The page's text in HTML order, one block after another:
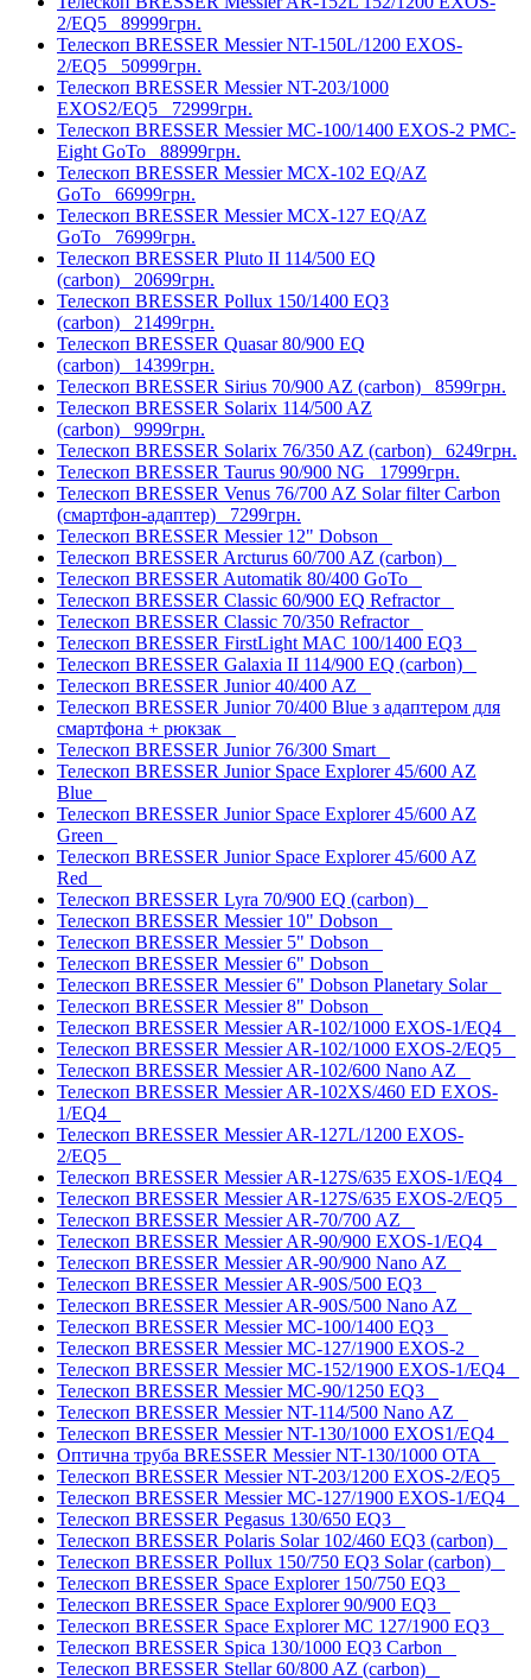
2/EQ5 89999грн.
Телескоп BRESSER Messier NT-150L/1200 EXOS-
2/EQ5 50999грн.
Телескоп BRESSER Messier NT-203/1000
EXOS2/EQ5 72999грн.
Телескоп BRESSER Messier МС-100/1400 EXOS-2 PMC-
Eight GoTo 88999грн.
Телескоп BRESSER Messier МСX-102 EQ/AZ
GoTo 66999грн.
Телескоп BRESSER Messier МСX-127 EQ/AZ
GoTo 76999грн.
Телескоп BRESSER Pluto II 114/500 EQ
(carbon) 20699грн.
Телескоп BRESSER Pollux 150/1400 EQ3
(carbon) 21499грн.
Телескоп BRESSER Quasar 80/900 EQ
(carbon) 14399грн.
Телескоп BRESSER Sirius 70/900 AZ (carbon) 8599грн.
Телескоп BRESSER Solarix 114/500 AZ
(carbon) 9999грн.
Телескоп BRESSER Solarix 76/350 AZ (carbon) 6249грн.
Телескоп BRESSER Taurus 90/900 NG 17999грн.
Телескоп BRESSER Venus 76/700 AZ Solar filter Carbon
(смартфон-адаптер) 7299грн.
Телескоп BRESSER Messier 12" Dobson
Телескоп BRESSER Arcturus 60/700 AZ (carbon)
Телескоп BRESSER Automatik 80/400 GoTo
Телескоп BRESSER Classic 60/900 EQ Refractor
Телескоп BRESSER Classic 70/350 Refractor
Телескоп BRESSER FirstLight MAC 100/1400 EQ3
Телескоп BRESSER Galaxia II 114/900 EQ (carbon)
Телескоп BRESSER Junior 40/400 AZ
Телескоп BRESSER Junior 70/400 Blue з адаптером для
смартфона + рюкзак
Телескоп BRESSER Junior 76/300 Smart
Телескоп BRESSER Junior Space Explorer 45/600 AZ
Blue
Телескоп BRESSER Junior Space Explorer 45/600 AZ
Green
Телескоп BRESSER Junior Space Explorer 45/600 AZ
Red
Телескоп BRESSER Lyra 70/900 EQ (carbon)
Телескоп BRESSER Messier 10" Dobson
Телескоп BRESSER Messier 5" Dobson
Телескоп BRESSER Messier 6" Dobson
Телескоп BRESSER Messier 6" Dobson Planetary Solar
Телескоп BRESSER Messier 8" Dobson
Телескоп BRESSER Messier AR-102/1000 EXOS-1/EQ4
Телескоп BRESSER Messier AR-102/1000 EXOS-2/EQ5
Телескоп BRESSER Messier AR-102/600 Nano AZ
Телескоп BRESSER Messier AR-102XS/460 ED EXOS-
1/EQ4
Телескоп BRESSER Messier AR-127L/1200 EXOS-
2/EQ5
Телескоп BRESSER Messier AR-127S/635 EXOS-1/EQ4
Телескоп BRESSER Messier AR-127S/635 EXOS-2/EQ5
Телескоп BRESSER Messier AR-70/700 AZ
Телескоп BRESSER Messier AR-90/900 EXOS-1/EQ4
Телескоп BRESSER Messier AR-90/900 Nano AZ
Телескоп BRESSER Messier AR-90S/500 EQ3
Телескоп BRESSER Messier AR-90S/500 Nano AZ
Телескоп BRESSER Messier MC-100/1400 EQ3
Телескоп BRESSER Messier MC-127/1900 EXOS-2
Телескоп BRESSER Messier MC-152/1900 EXOS-1/EQ4
Телескоп BRESSER Messier MC-90/1250 EQ3
Телескоп BRESSER Messier NT-114/500 Nano AZ
Телескоп BRESSER Messier NT-130/1000 EXOS1/EQ4
Оптична труба BRESSER Messier NT-130/1000 OTA
Телескоп BRESSER Messier NT-203/1200 EXOS-2/EQ5
Телескоп BRESSER Messier МС-127/1900 EXOS-1/EQ4
Телескоп BRESSER Pegasus 130/650 EQ3
Телескоп BRESSER Polaris Solar 102/460 EQ3 (carbon)
Телескоп BRESSER Pollux 150/750 EQ3 Solar (carbon)
Телескоп BRESSER Space Explorer 150/750 EQ3
Телескоп BRESSER Space Explorer 90/900 EQ3
Телескоп BRESSER Space Explorer MC 127/1900 EQ3
Телескоп BRESSER Spica 130/1000 EQ3 Carbon
Телескоп BRESSER Stellar 60/800 AZ (carbon)